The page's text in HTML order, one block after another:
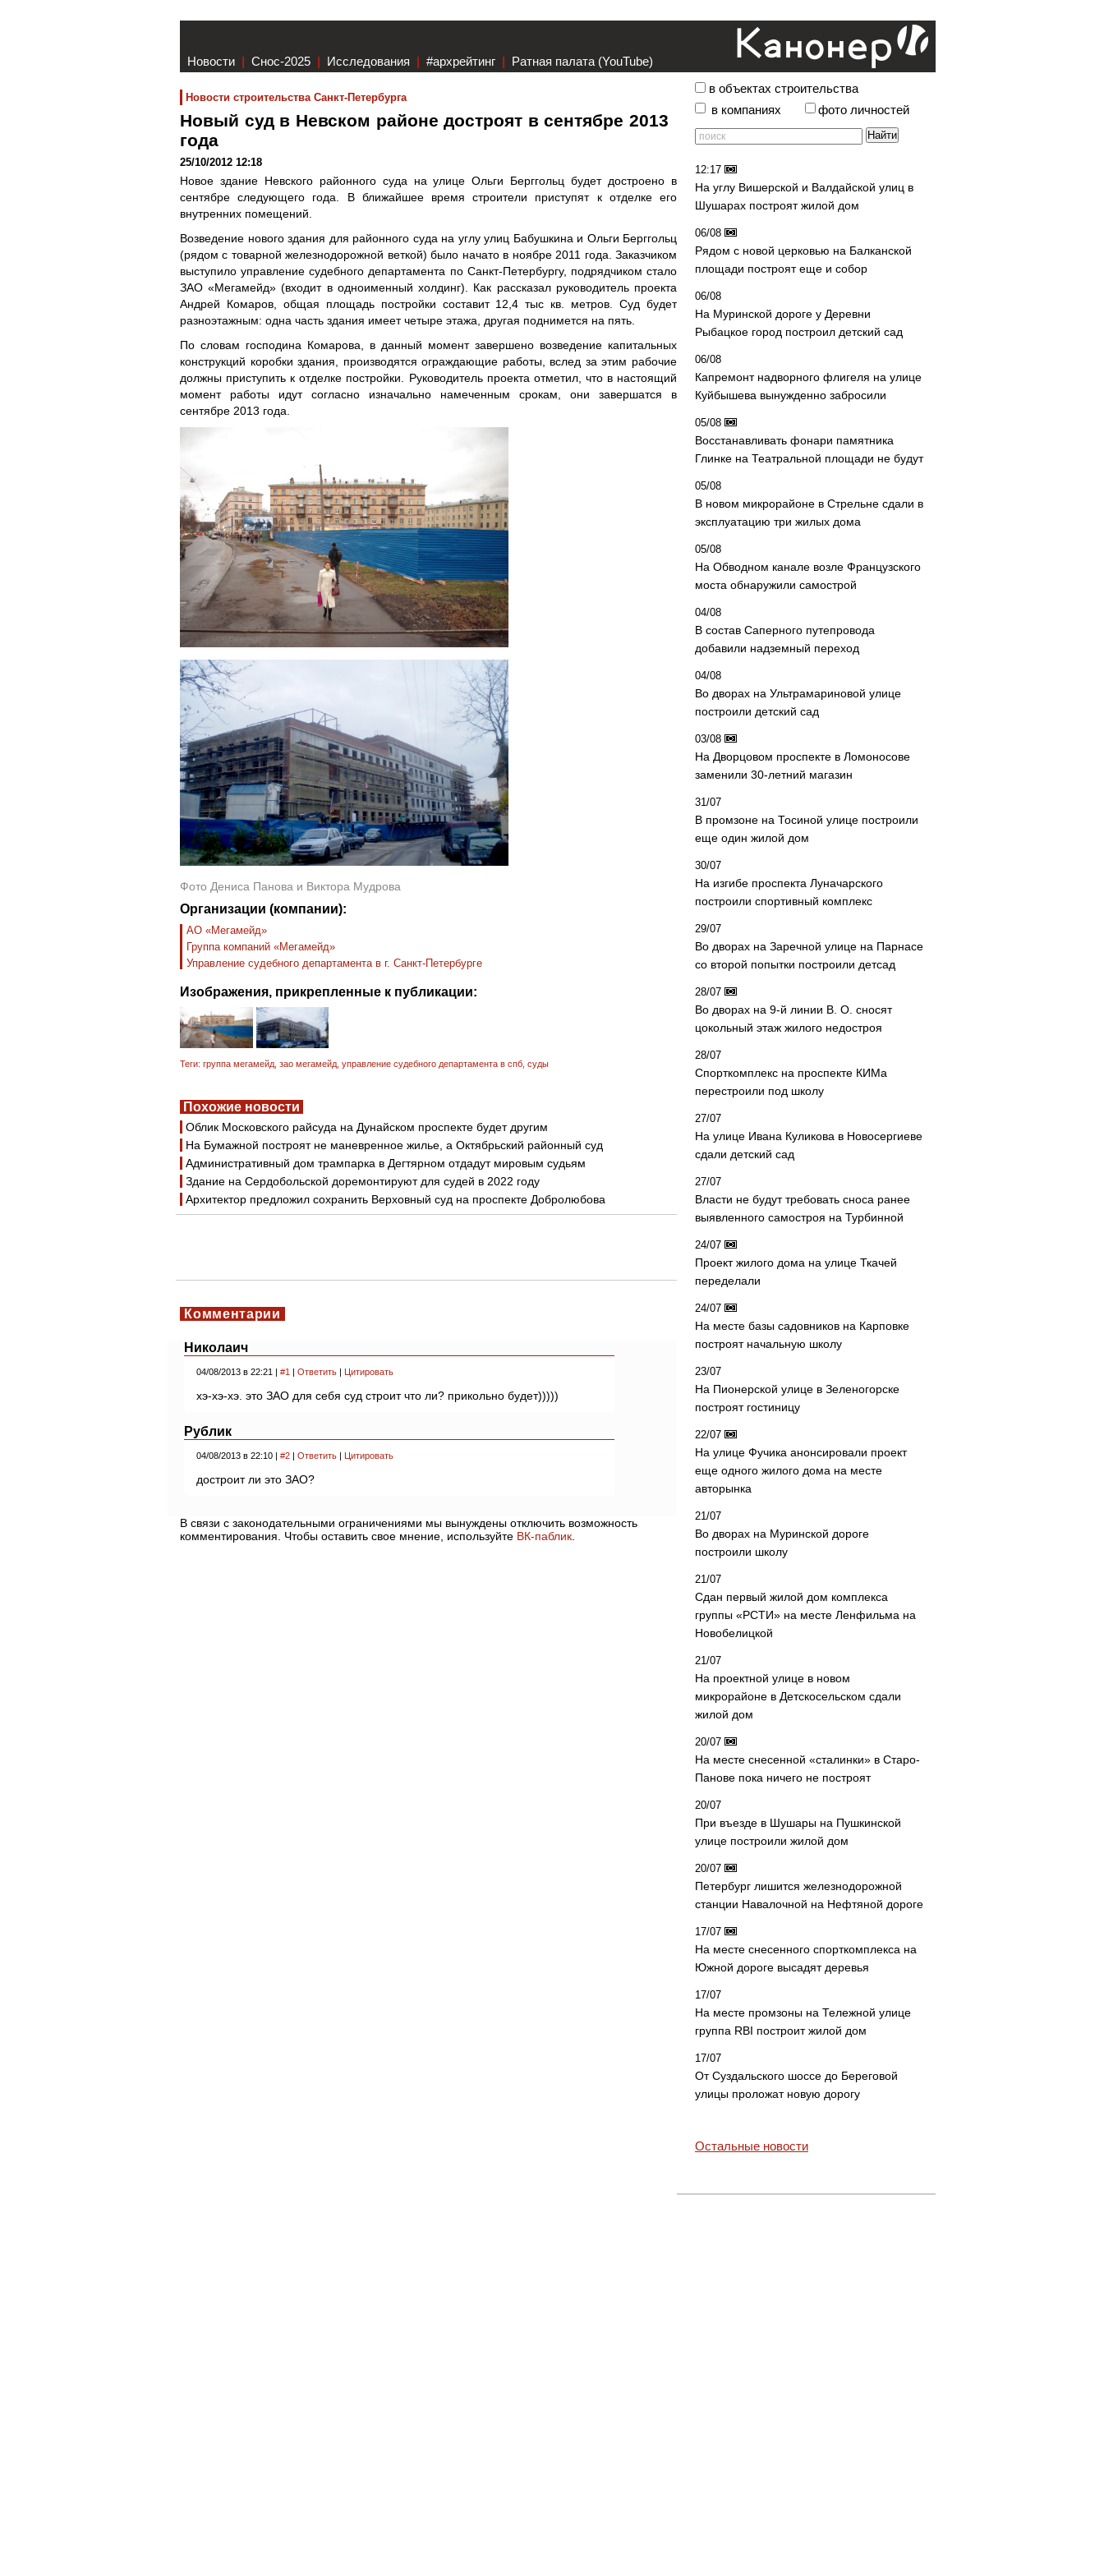
Новости | Снос-2025 | Исследования | #архрейтинг | Ратная палата (YouTube)
Новости строительства Санкт-Петербурга
Новый суд в Невском районе достроят в сентябре 2013
года
25/10/2012 12:18
Новое здание Невского районного суда на улице Ольги Берггольц будет достроено в
сентябре следующего года. В ближайшее время строители приступят к отделке его
внутренних помещений.
Возведение нового здания для районного суда на углу улиц Бабушкина и Ольги Берггольц
(рядом с товарной железнодорожной веткой) было начато в ноябре 2011 года. Заказчиком
выступило управление судебного департамента по Санкт-Петербургу, подрядчиком стало
ЗАО «Мегамейд» (входит в одноименный холдинг). Как рассказал руководитель проекта
Андрей Комаров, общая площадь постройки составит 12,4 тыс кв. метров. Суд будет
разноэтажным: одна часть здания имеет четыре этажа, другая поднимется на пять.
По словам господина Комарова, в данный момент завершено возведение капитальных
конструкций коробки здания, производятся ограждающие работы, вслед за этим рабочие
должны приступить к отделке постройки. Руководитель проекта отметил, что в настоящий
момент работы идут согласно изначально намеченным срокам, они завершатся в
сентябре 2013 года.
Фото Дениса Панова и Виктора Мудрова
Организации (компании):
АО «Мегамейд»
Группа компаний «Мегамейд»
Управление судебного департамента в г. Санкт-Петербурге
Изображения, прикрепленные к публикации:
Теги: группа мегамейд зао мегамейд управление судебного департамента в спб суды
Похожие новости
Облик Московского райсуда на Дунайском проспекте будет другим
На Бумажной построят не маневренное жилье, а Октябрьский районный суд
Административный дом трампарка в Дегтярном отдадут мировым судьям
Здание на Сердобольской доремонтируют для судей в 2022 году
Архитектор предложил сохранить Верховный суд на проспекте Добролюбова
Комментарии
Николаич
04/08/2013 в 22:21 | #1 Ответить Цитировать
хэ-хэ-хэ. это ЗАО для себя суд строит что ли? прикольно будет)))))
Рублик
04/08/2013 в 22:10 | #2 Ответить Цитировать
достроит ли это ЗАО?
В связи с законодательными ограничениями мы вынуждены отключить возможность
комментирования. Чтобы оставить свое мнение, используйте ВК-паблик.
в объектах строительства
в компаниях
фото личностей
12:17
На углу Вишерской и Валдайской улиц в
Шушарах построят жилой дом
06/08
Рядом с новой церковью на Балканской
площади построят еще и собор
06/08
На Муринской дороге у Деревни
Рыбацкое город построил детский сад
06/08
Капремонт надворного флигеля на улице
Куйбышева вынужденно забросили
05/08
Восстанавливать фонари памятника
Глинке на Театральной площади не будут
05/08
В новом микрорайоне в Стрельне сдали в
эксплуатацию три жилых дома
05/08
На Обводном канале возле Французского
моста обнаружили самострой
04/08
В состав Саперного путепровода
добавили надземный переход
04/08
Во дворах на Ультрамариновой улице
построили детский сад
03/08
На Дворцовом проспекте в Ломоносове
заменили 30-летний магазин
31/07
В промзоне на Тосиной улице построили
еще один жилой дом
30/07
На изгибе проспекта Луначарского
построили спортивный комплекс
29/07
Во дворах на Заречной улице на Парнасе
со второй попытки построили детсад
28/07
Во дворах на 9-й линии В. О. сносят
цокольный этаж жилого недостроя
28/07
Спорткомплекс на проспекте КИМа
перестроили под школу
27/07
На улице Ивана Куликова в Новосергиеве
сдали детский сад
27/07
Власти не будут требовать сноса ранее
выявленного самостроя на Турбинной
24/07
Проект жилого дома на улице Ткачей
переделали
24/07
На месте базы садовников на Карповке
построят начальную школу
23/07
На Пионерской улице в Зеленогорске
построят гостиницу
22/07
На улице Фучика анонсировали проект
еще одного жилого дома на месте
авторынка
21/07
Во дворах на Муринской дороге
построили школу
21/07
Сдан первый жилой дом комплекса
группы «РСТИ» на месте Ленфильма на
Новобелицкой
21/07
На проектной улице в новом
микрорайоне в Детскосельском сдали
жилой дом
20/07
На месте снесенной «сталинки» в Старо-
Панове пока ничего не построят
20/07
При въезде в Шушары на Пушкинской
улице построили жилой дом
20/07
Петербург лишится железнодорожной
станции Навалочной на Нефтяной дороге
17/07
На месте снесенного спорткомплекса на
Южной дороге высадят деревья
17/07
На месте промзоны на Тележной улице
группа RBI построит жилой дом
17/07
От Суздальского шоссе до Береговой
улицы проложат новую дорогу
Остальные новости